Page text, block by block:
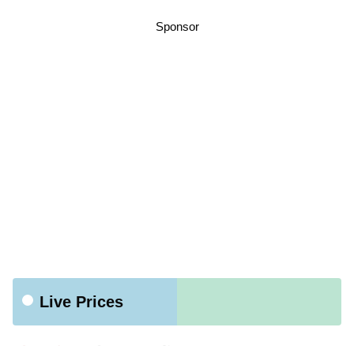
Sponsor
Live Prices